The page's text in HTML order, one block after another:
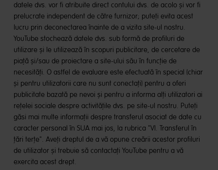
datele dvs. vor fi atribuite direct contului dvs. de acolo și vor fi
prelucrate independent de către furnizor; puteți evita acest
lucru prin deconectarea înainte de a vizita site-ul nostru.
YouTube stochează datele dvs. sub formă de profiluri de
utilizare și le utilizează în scopuri publicitare, de cercetare de
piață și/sau de proiectare a site-ului său în funcție de
necesități. O astfel de evaluare este efectuată în special (chiar
și pentru utilizatorii care nu sunt conectați) pentru a oferi
publicitate bazată pe nevoi și pentru a informa alți utilizatori ai
rețelei sociale despre activitățile dvs. pe site-ul nostru. Puteți
găsi mai multe informații despre transferul asociat de date cu
caracter personal în SUA mai jos, la rubrica "VI. Transferul în
țări terțe". Aveți dreptul de a vă opune creării acestor profiluri
de utilizator și trebuie să contactați YouTube pentru a vă
exercita acest drept.